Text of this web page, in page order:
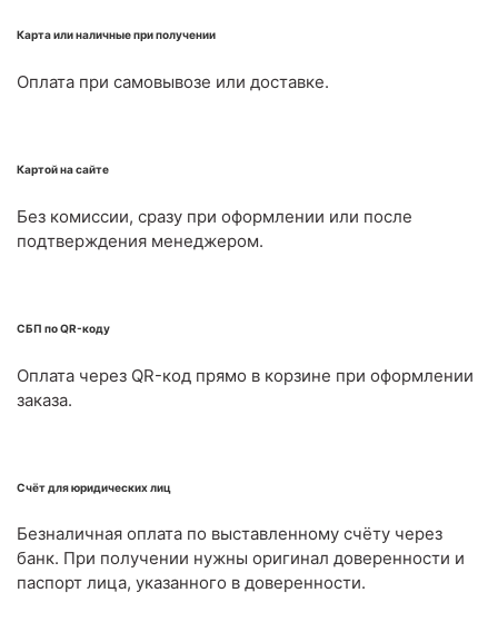
Карта или наличные при получении
Оплата при самовывозе или доставке.
Картой на сайте
Без комиссии, сразу при оформлении или после
подтверждения менеджером.
СБП по QR-коду
Оплата через QR-код прямо в корзине при оформлении
заказа.
Счёт для юридических лиц
Безналичная оплата по выставленному счёту через
банк. При получении нужны оригинал доверенности и
паспорт лица, указанного в доверенности.